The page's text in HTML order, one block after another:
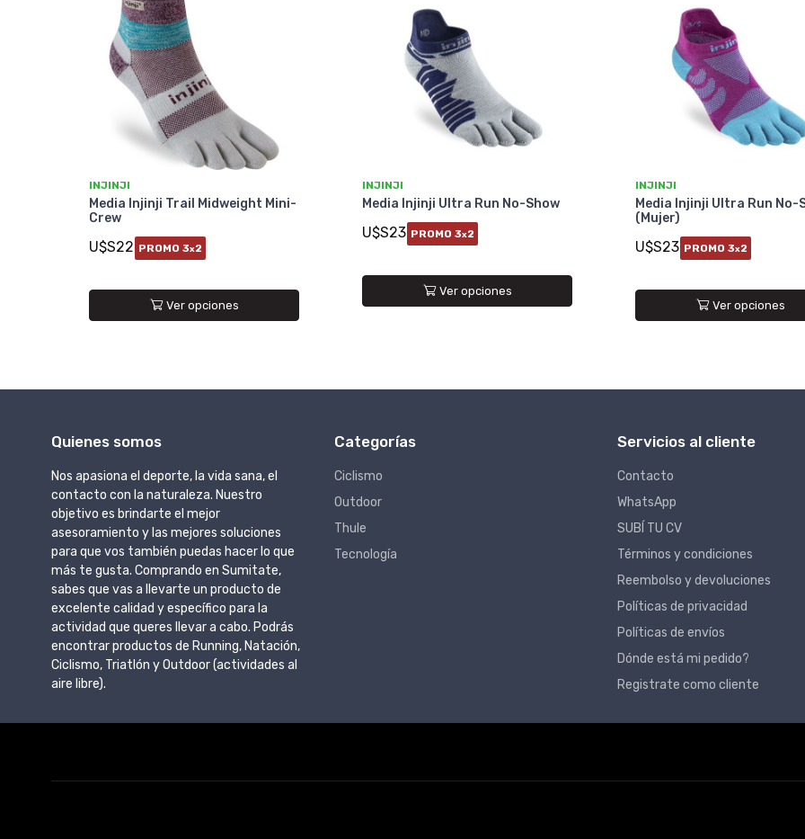
INJINJI
Media Injinji Trail Midweight Mini-
Crew
U$S22 PROMO 3x2
Ver opciones
INJINJI
Media Injinji Ultra Run No-Show
U$S23 PROMO 3x2
Ver opciones
INJINJI
Media Injinji Ultra Run No-
(Mujer)
U$S23 PROMO 3x2
Ver opciones
Quienes somos
Nos apasiona el deporte, la vida sana, el
contacto con la naturaleza. Nuestro
objetivo es brindarte el mejor
asesoramiento y las mejores soluciones
para que vos también puedas hacer lo que
más te gusta. Comprando en Sumitate,
sabes que vas a llevarte un producto de
excelente calidad y específico para la
actividad que queres llevar a cabo. Podrás
encontrar productos de Running, Natación,
Ciclismo, Triatlón y Outdoor (actividades al
aire libre).
Categorías
Ciclismo
Outdoor
Thule
Tecnología
Servicios al cliente
Contacto
WhatsApp
SUBÍ TU CV
Términos y condiciones
Reembolso y devoluciones
Políticas de privacidad
Políticas de envíos
Dónde está mi pedido?
Registrate como cliente